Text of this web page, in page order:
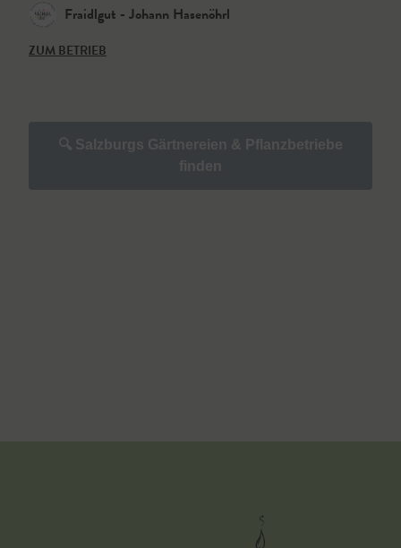
Fraidlgut - Johann Hasenöhrl
ZUM BETRIEB
🔍 Salzburgs Gärtnereien & Pflanzbetriebe
finden